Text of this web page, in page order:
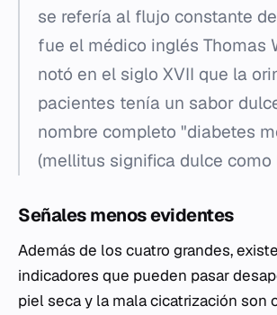
se refería al flujo constante
fue el médico inglés Thomas
notó en el siglo XVII que la
pacientes tenía un sabor
nombre completo "diabetes
(mellitus significa dulce como
Señales menos evidentes
Además de los cuatro grandes,
indicadores que pueden pasar
piel seca y la mala cicatrización son